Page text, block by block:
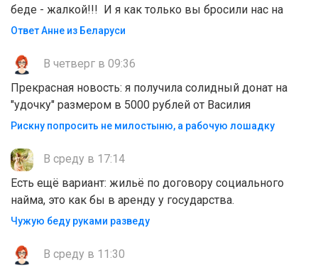
беде - жалкой!!! И я как только вы бросили нас на
Ответ Анне из Беларуси
В четверг в 09:36
Прекрасная новость: я получила солидный донат на
"удочку" размером в 5000 рублей от Василия
Рискну попросить не милостыню, а рабочую лошадку
В среду в 17:14
Есть ещё вариант: жильё по договору социального
найма, это как бы в аренду у государства.
Чужую беду руками разведу
В среду в 11:30